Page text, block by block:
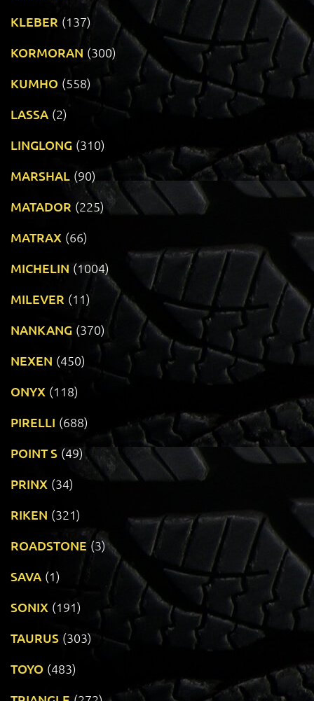
KLEBER (137)
KORMORAN (300)
KUMHO (558)
LASSA (2)
LINGLONG (310)
MARSHAL (90)
MATADOR (225)
MATRAX (66)
MICHELIN (1004)
MILEVER (11)
NANKANG (370)
NEXEN (450)
ONYX (118)
PIRELLI (688)
POINT S (49)
PRINX (34)
RIKEN (321)
ROADSTONE (3)
SAVA (1)
SONIX (191)
TAURUS (303)
TOYO (483)